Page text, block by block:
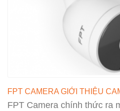
FPT CAMERA GIỚI THIỆU
FPT Camera chính thức ra